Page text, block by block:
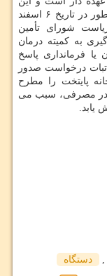
مكاتبه در هفته اول فروردین انجام شده. همینطور در تاریخ ۶ اسفند
شورای تأمین
به كمیته درمان
یا فرمانداری پاسخ
درخواست صدور
پایتخت را مطرح
مخدر مصرفی، سبب می
یابد.
, دستگاه